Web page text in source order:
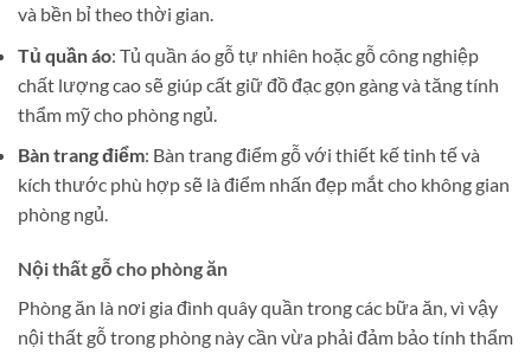
và bền bỉ theo thời gian.
Tủ quần áo: Tủ quần áo gỗ tự nhiên hoặc gỗ công nghiệp
chất lượng cao sẽ giúp cất giữ đồ đạc gọn gàng và tăng tính
thẩm mỹ cho phòng ngủ​.
Bàn trang điểm: Bàn trang điểm gỗ với thiết kế tinh tế và
kích thước phù hợp sẽ là điểm nhấn đẹp mắt cho không gian
phòng ngủ​.
Nội thất gỗ cho phòng ăn
Phòng ăn là nơi gia đình quây quần trong các bữa ăn, vì vậy
nội thất gỗ trong phòng này cần vừa phải đảm bảo tính thẩm